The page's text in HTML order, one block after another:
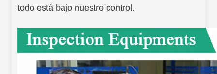
todo está bajo nuestro control.